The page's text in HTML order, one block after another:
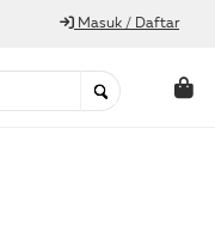
Masuk / Daftar